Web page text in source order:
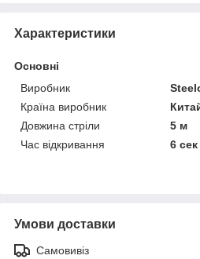
Характеристики
Основні
Виробник
Країна виробник
Довжина стріли
5 м
Час відкривання
6 сек
Умови доставки
Самовивіз